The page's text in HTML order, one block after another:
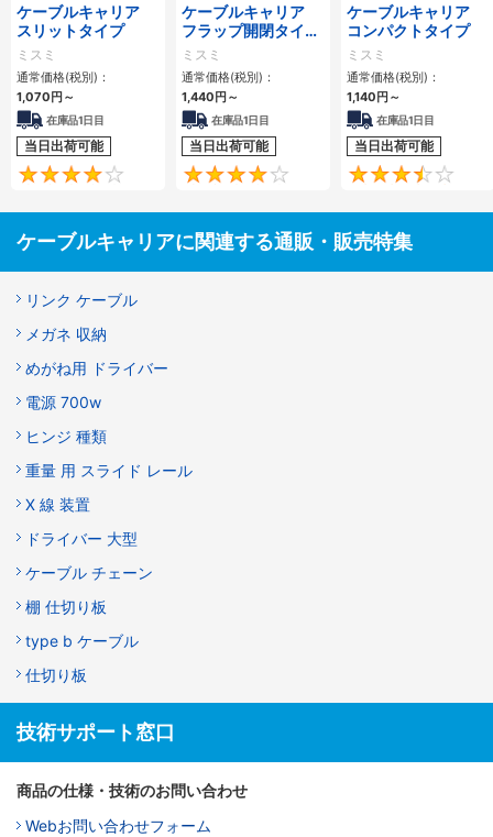
ケーブルキャリア
スリットタイプ
ミスミ
通常価格(税別)：
1,070 円 ～
在庫品1日目
当日出荷可能
4.1
ケーブルキャリア
フラップ開閉タイ
プ 本体＋取付金具
ミスミ
通常価格(税別)：
1,440 円 ～
在庫品1日目
当日出荷可能
4.2
ケーブルキャリア
コンパクトタイプ
ミスミ
通常価格(税別)：
1,140 円 ～
在庫品1日目
当日出荷可能
ケーブルキャリアに関連する通販・販売特集
リンク ケーブル
メガネ 収納
めがね用 ドライバー
電源 700w
ヒンジ 種類
重量 用 スライド レール
X 線 装置
ドライバー 大型
ケーブル チェーン
棚 仕切り板
type b ケーブル
仕切り板
技術サポート窓口
商品の仕様・技術のお問い合わせ
Webお問い合わせフォーム